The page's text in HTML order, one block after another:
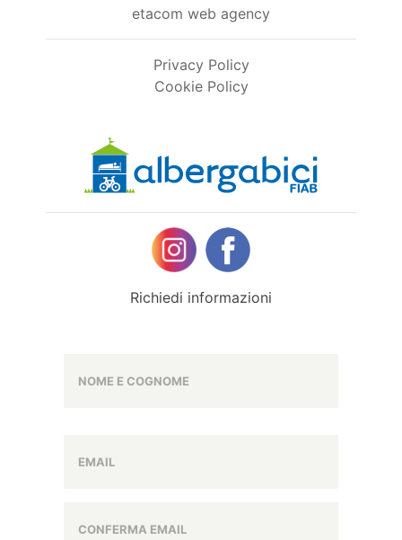
etacom web agency
Privacy Policy
Cookie Policy
Richiedi informazioni